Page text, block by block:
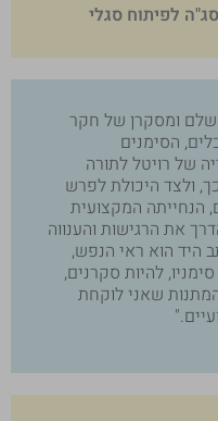
לפיתוח סגלי
שלם ומסקרן של חקר
הסימנים
של רויטל לתורה
ולצד היכולת לפרש
הנחייתה המקצועית
את הרגישות והענווה
היד הוא ראי הנפש,
להיות סקרנים,
שאני לוקחת